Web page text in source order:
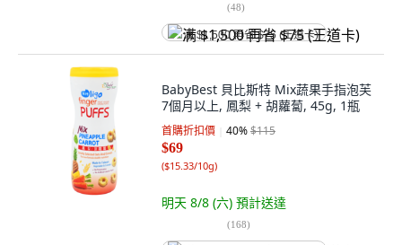
(48)
满 $1,500 再省 $75 (王道卡)
BabyBest 貝比斯特 Mix蔬果手指泡芙
7個月以上, 鳳梨 + 胡蘿蔔, 45g, 1瓶
首購折扣價 40%$115
$69
($15.33/10g)
明天 8/8 (六) 預計送達
(168)